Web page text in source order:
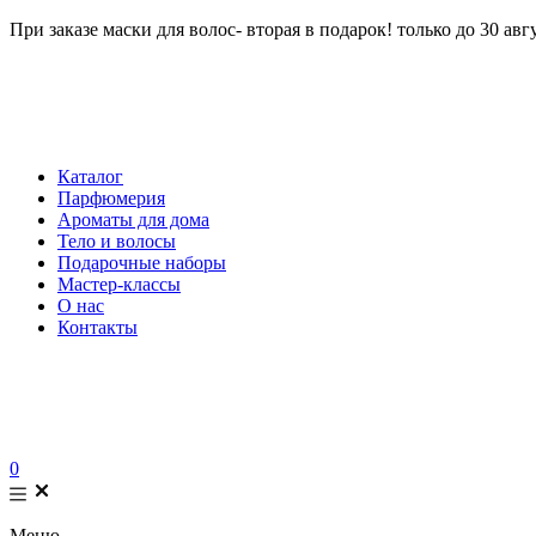
При заказе маски для волос- вторая в подарок! только до 30
Каталог
Парфюмерия
Ароматы для дома
Тело и волосы
Подарочные наборы
Мастер-классы
О нас
Контакты
0